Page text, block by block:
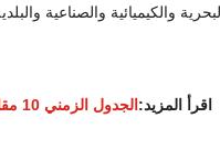
البحرية والكيميائية
اقرأ المزيد: الجدول الزمني 10 مقابل الجدول الزمني 40 أنابيب الصلب